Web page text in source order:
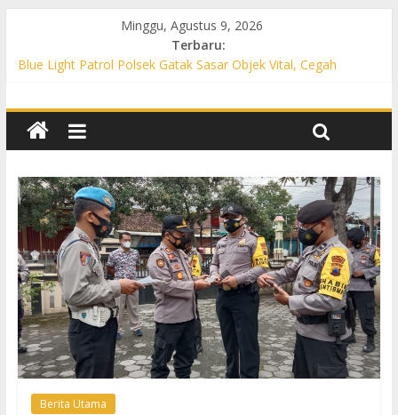
Minggu, Agustus 9, 2026
Terbaru:
Blue Light Patrol Polsek Gatak Sasar Objek Vital, Cegah
Permukiman, Antisipasi 3C dan Gangguan Kamtibmas
Patroli KRYD Polsek Baki Sisir Titik Rawan, Cegah 3C hingga
Patroli Blue Light Polsek Nguter Sasar Perbankan hingga
Permukiman, Antisipasi 3C dan Gangguan Kamtibmas
Blue Light Patrol Polsek Tawangsari Sisir Belasan Desa, Cegah
Kejahatan 3C dan Gangguan Kamtibmas
Berita Utama